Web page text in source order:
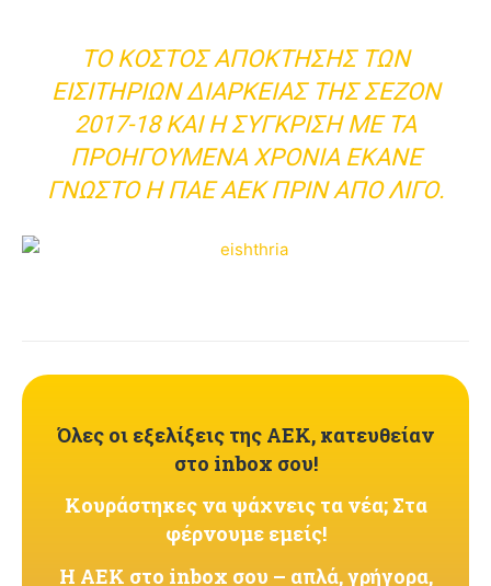
ΤΟ ΚΌΣΤΟΣ ΑΠΌΚΤΗΣΗΣ ΤΩΝ
ΕΙΣΙΤΗΡΊΩΝ ΔΙΑΡΚΕΊΑΣ ΤΗΣ ΣΕΖΌΝ
2017-18 ΚΑΙ Η ΣΎΓΚΡΙΣΗ ΜΕ ΤΑ
ΠΡΟΗΓΟΎΜΕΝΑ ΧΡΌΝΙΑ ΈΚΑΝΕ
ΓΝΩΣΤΌ Η ΠΑΕ ΑΕΚ ΠΡΊΝ ΑΠΌ ΛΊΓΟ.